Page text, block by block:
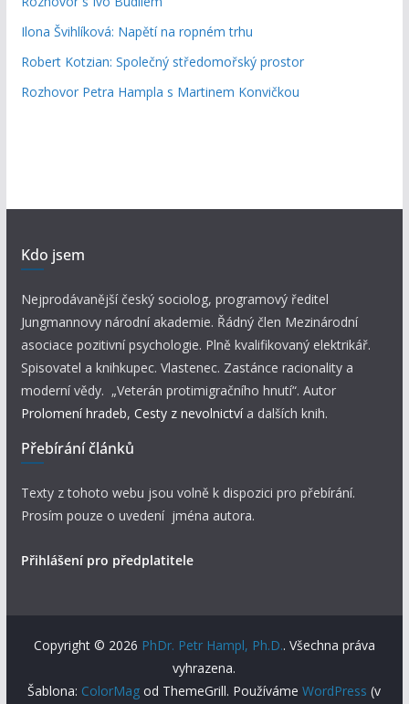
Ilona Švihlíková: Napětí na ropném trhu
Robert Kotzian: Společný středomořský prostor
Rozhovor Petra Hampla s Martinem Konvičkou
Kdo jsem
Nejprodávanější český sociolog, programový ředitel
Jungmannovy národní akademie. Řádný člen Mezinárodní
asociace pozitivní psychologie. Plně kvalifikovaný elektrikář.
Spisovatel a knihkupec. Vlastenec. Zastánce racionality a
moderní vědy. „Veterán protimigračního hnutí“. Autor
Prolomení hradeb, Cesty z nevolnictví a dalších knih.
Přebírání článků
Texty z tohoto webu jsou volně k dispozici pro přebírání.
Prosím pouze o uvedení jména autora.
Přihlášení pro předplatitele
Copyright © 2026 PhDr. Petr Hampl, Ph.D.. Všechna práva
vyhrazena.
Šablona: ColorMag od ThemeGrill. PoužívámeWordPress (v